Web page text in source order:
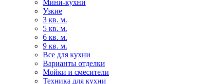
Мини-кухни
Узкие
3 кв. м.
5 кв. м.
6 кв. м.
9 кв. м.
Все для кухни
Варианты отделки
Мойки и смесители
Техника для кухни